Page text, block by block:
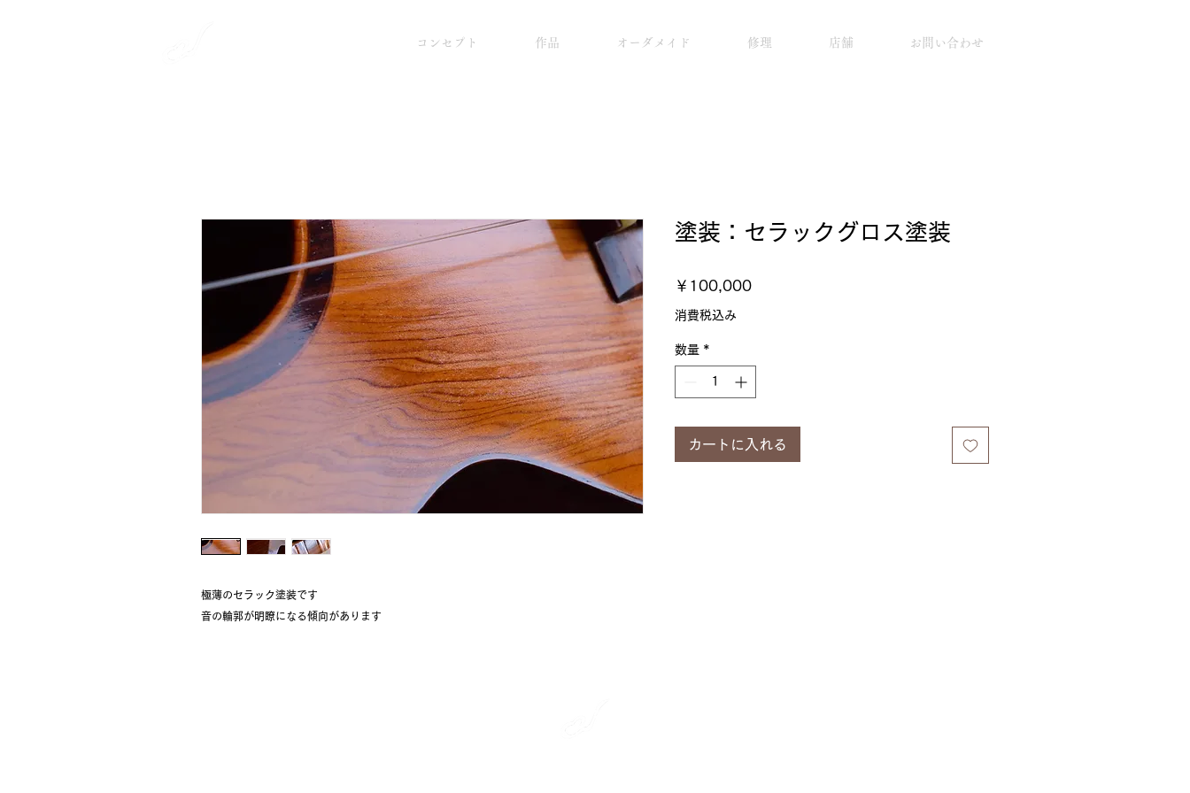
コンセプト 作品 オーダメイド 修理 店舗 お問い合わせ
極薄のセラック塗装です
音の輪郭が明瞭になる傾向があります
塗装：セラックグロス塗装
￥100,000価
消費税込み
数量 *
カートに入れる